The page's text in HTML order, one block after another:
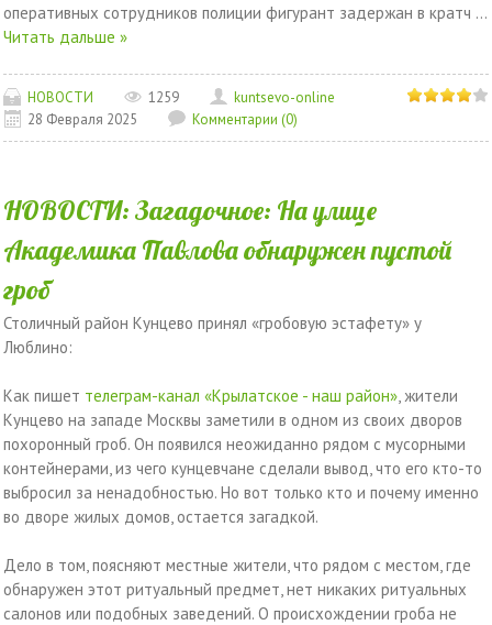
оперативных сотрудников полиции фигурант задержан в кратч ...
Читать дальше »
НОВОСТИ 1259
kuntsevo-online
28 Февраля 2025
Комментарии (0)
НОВОСТИ: Загадочное: На улице
Академика Павлова обнаружен пустой
гроб
Столичный район Кунцево принял «гробовую эстафету» у
Люблино:
Как пишет телеграм-канал «Крылатское - наш район» , жители
Кунцево на западе Москвы заметили в одном из своих дворов
похоронный гроб. Он появился неожиданно рядом с мусорными
контейнерами, из чего кунцевчане сделали вывод, что его кто-то
выбросил за ненадобностью. Но вот только кто и почему именно
во дворе жилых домов, остается загадкой.
Дело в том, поясняют местные жители, что рядом с местом, где
обнаружен этот ритуальный предмет, нет никаких ритуальных
салонов или подобных заведений. О происхождении гроба не